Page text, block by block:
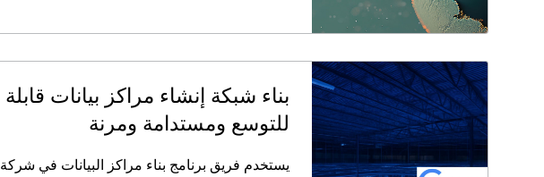
بناء شبكة إنشاء مراكز بيانات قابلة
للتوسع ومستدامة ومرنة
يستخدم فريق برنامج بناء مراكز البيانات في شركة